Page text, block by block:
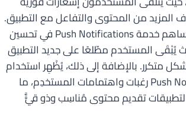
من المحتوى والتفاعل مع التطبيق.
بالإضافة إلى ذلك، تساهم خدمة Push Notifications في تحسين
يُبْقَى المستخدم مطّلعًا على جديد التطبيق
متكرر. بالإضافة إلى ذلك، يُظْهِر استخدام
خِصّْصَّات Push Notifications رغبات واهتمامات المستخدِم، ما
تقديم محتوى مُناسِب وذو قيًٌَّ